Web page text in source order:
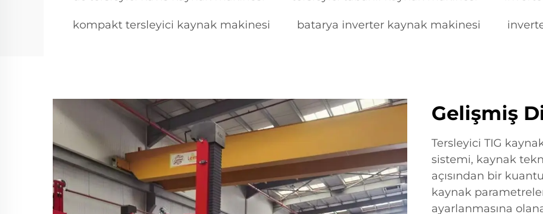
kompakt tersleyici kaynak makinesi batarya inverter kaynak makinesi
Gelişmiş
Tersleyici TIG
sistemi, kaynak
açısından bir
kaynak
ayarlanmasına